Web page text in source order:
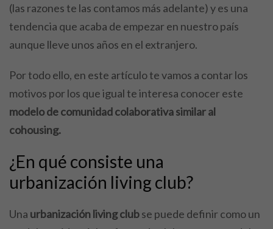
(las razones te las contamos más adelante) y es una
tendencia que acaba de empezar en nuestro país
aunque lleve unos años en el extranjero.
Por todo ello, en este artículo te vamos a contar los
motivos por los que igual te interesa conocer este
modelo de comunidad colaborativa similar al
cohousing.
¿En qué consiste una
urbanización living club?
Una urbanización living clubse puede definir como un